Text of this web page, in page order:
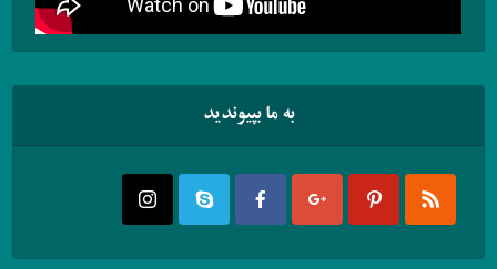
به ما بپیوندید